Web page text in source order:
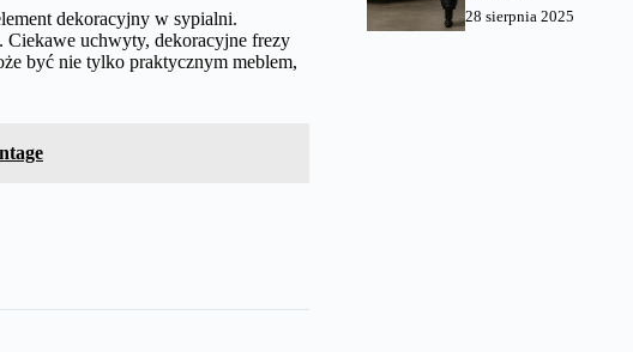
dekoracyjny w sypialni.
Ciekawe uchwyty, dekoracyjne frezy
być nie tylko praktycznym meblem,
28 sierpnia 2025